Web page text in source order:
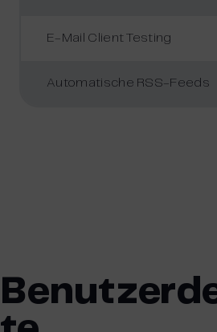
E-Mail Client Testing
Automatische RSS-Feeds